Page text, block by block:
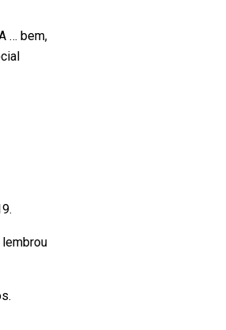
… bem,